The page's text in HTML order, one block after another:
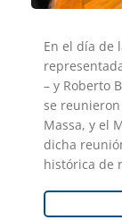
En el día de
– y Roberto
se
Massa, y el
dicha
histórica de